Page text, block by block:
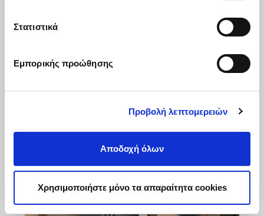
Στατιστικά
Εμπορικής προώθησης
Προβολή λεπτομερειών
Αποδοχή όλων
Χρησιμοποιήστε μόνο τα απαραίτητα cookies